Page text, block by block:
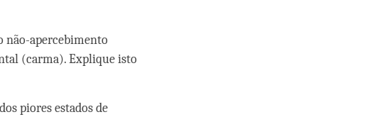
não-apercebimento
(carma). Explique isto
piores estados de